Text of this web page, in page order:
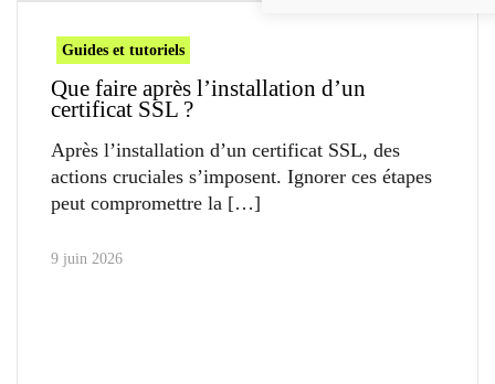
Guides et tutoriels
Que faire après l’installation d’un
certificat SSL ?
Après l’installation d’un certificat SSL, des
actions cruciales s’imposent. Ignorer ces étapes
peut compromettre la
9 juin 2026